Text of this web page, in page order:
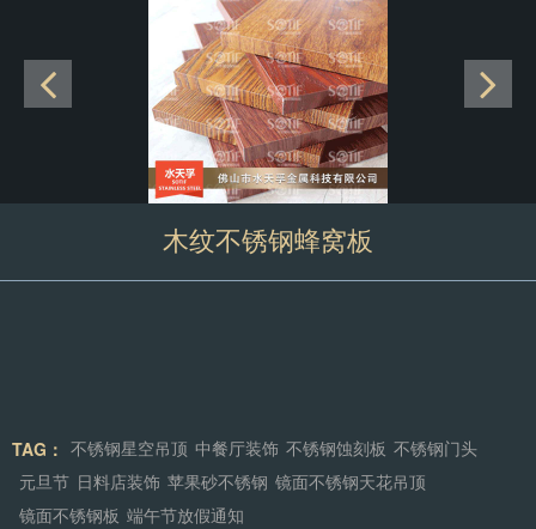
木纹不锈钢蜂窝板
TAG： 不锈钢星空吊顶 中餐厅装饰 不锈钢蚀刻板 不锈钢门头
元旦节 日料店装饰 苹果砂不锈钢 镜面不锈钢天花吊顶
镜面不锈钢板 端午节放假通知